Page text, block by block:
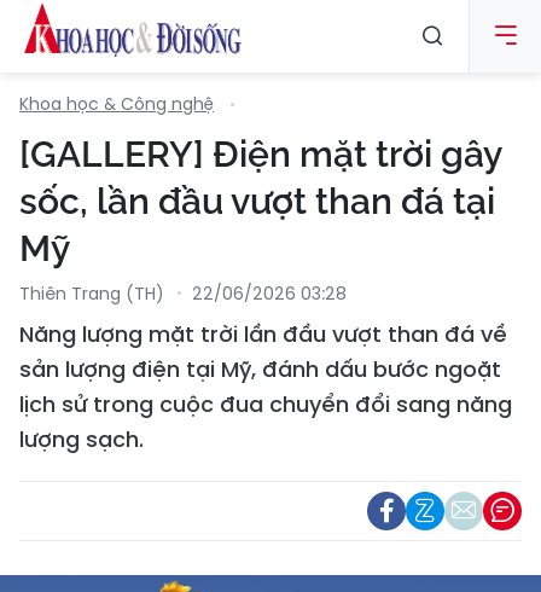
Khoa học & Công nghệ
[GALLERY] Điện mặt trời gây
sốc, lần đầu vượt than đá tại
Mỹ
Thiên Trang (TH) 22/06/2026 03:28
Năng lượng mặt trời lần đầu vượt than đá về
sản lượng điện tại Mỹ, đánh dấu bước ngoặt
lịch sử trong cuộc đua chuyển đổi sang năng
lượng sạch.